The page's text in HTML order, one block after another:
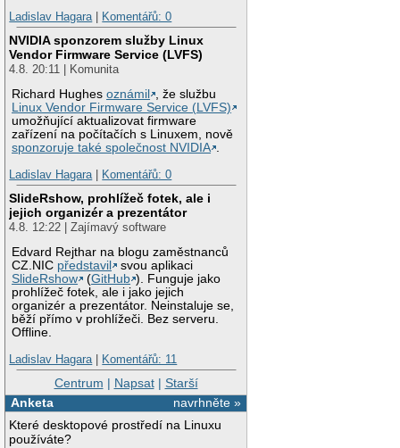
Ladislav Hagara| Komentářů: 0
NVIDIA sponzorem služby Linux
Vendor Firmware Service (LVFS)
4.8. 20:11 | Komunita
Richard Hughesoznámil
, že službu
Linux Vendor Firmware Service (LVFS)
umožňující aktualizovat firmware
zařízení na počítačích s Linuxem, nově
sponzoruje také společnost NVIDIA .
Ladislav Hagara| Komentářů: 0
SlideRshow, prohlížeč fotek, ale i
jejich organizér a prezentátor
4.8. 12:22 | Zajímavý software
Edvard Rejthar na blogu zaměstnanců
CZ.NIC představil
svou aplikaci
SlideRshow
(GitHub ). Funguje jako
prohlížeč fotek, ale i jako jejich
organizér a prezentátor. Neinstaluje se,
běží přímo v prohlížeči. Bez serveru.
Offline.
Ladislav Hagara| Komentářů: 11
Centrum | Napsat| Starší
navrhněte »
Anketa
Které desktopové prostředí na Linuxu
používáte?